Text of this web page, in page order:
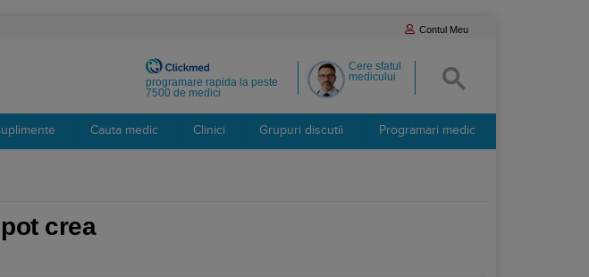
Contul Meu
Cere sfatul
medicului
programare rapida la peste
7500 de medici
Cauta medic Clinici Grupuri discutii Programari medic
crea